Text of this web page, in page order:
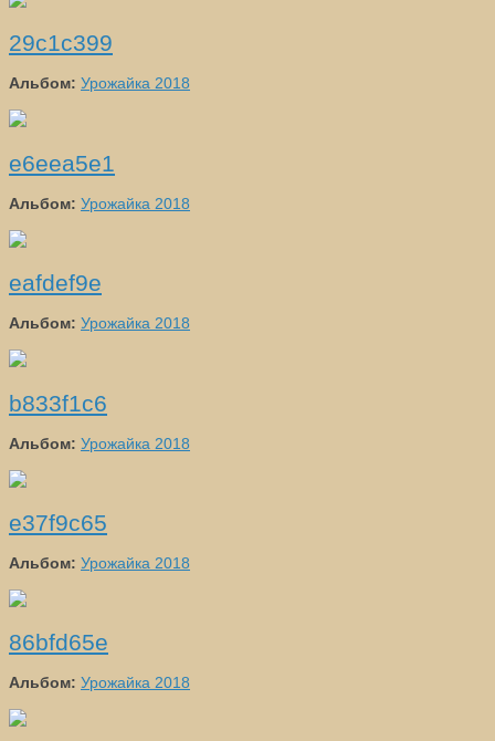
29c1c399
Альбом: Урожайка 2018
e6eea5e1
Альбом: Урожайка 2018
eafdef9e
Альбом: Урожайка 2018
b833f1c6
Альбом: Урожайка 2018
e37f9c65
Альбом: Урожайка 2018
86bfd65e
Альбом: Урожайка 2018